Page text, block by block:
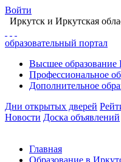
Войти
Иркутск и Иркутская
образовательный портал
Высшее образование
Профессиональное
Дополнительное
Дни открытых дверей
Новости Доска объявлений
Главная
Образование в